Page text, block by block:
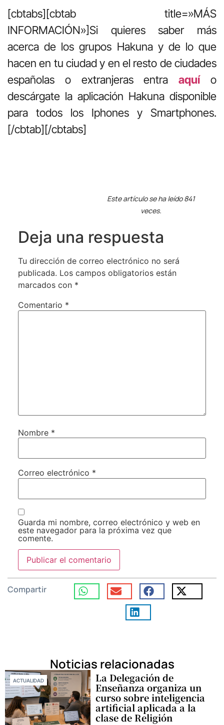
[cbtabs][cbtab title=»MÁS
INFORMACIÓN»]Si quieres saber más
acerca de los grupos Hakuna y de lo que
hacen en tu ciudad y en el resto de ciudades
españolas o extranjeras entraaquío
descárgate la aplicación Hakuna disponible
para todos los Iphones y Smartphones.
[/cbtab][/cbtabs]
Este artículo se ha leído 841
veces.
Deja una respuesta
Tu dirección de correo electrónico no será
publicada. Los campos obligatorios están
marcados con *
Comentario *
Nombre *
Correo electrónico *
Guarda mi nombre, correo electrónico y web en
este navegador para la próxima vez que
comente.
Compartir
Noticias relacionadas
ACTUALIDAD La Delegación de
Enseñanza organiza un
curso sobre inteligencia
artificial aplicada a la
clase de Religión